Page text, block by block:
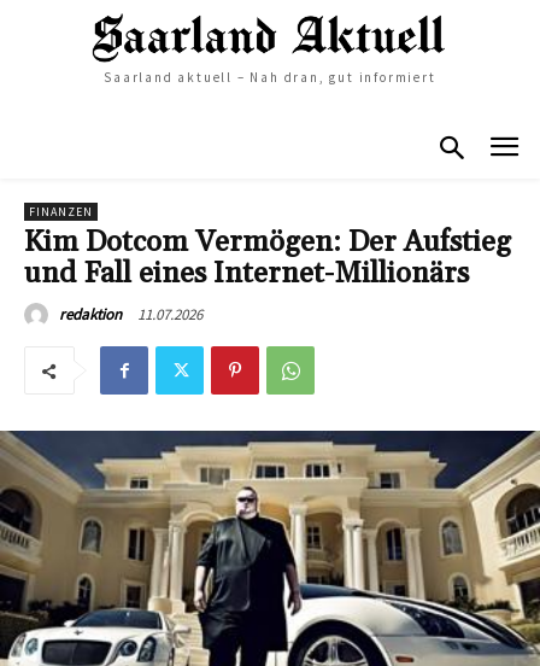
Saarland aktuell – Nah dran, gut informiert
FINANZEN
Kim Dotcom Vermögen: Der Aufstieg
und Fall eines Internet-Millionärs
redaktion 11.07.2026